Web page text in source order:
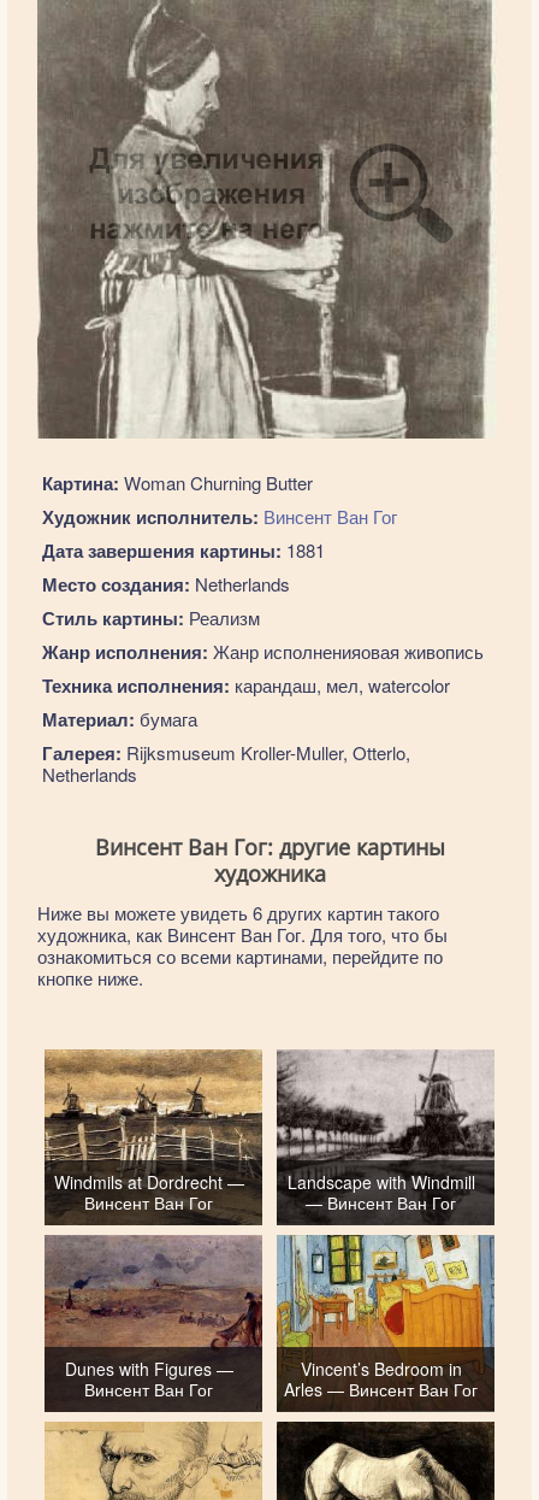
Картина: Woman Churning Butter
Художник исполнитель: Винсент Ван Гог
Дата завершения картины: 1881
Место создания: Netherlands
Стиль картины: Реализм
Жанр исполнения: Жанр исполненияовая живопись
Техника исполнения: карандаш, мел, watercolor
Материал: бумага
Галерея: Rijksmuseum Kroller-Muller, Otterlo,
Netherlands
Винсент Ван Гог: другие картины
художника
Ниже вы можете увидеть 6 других картин такого
художника, как Винсент Ван Гог. Для того, что бы
ознакомиться со всеми картинами, перейдите по
кнопке ниже.
Windmils at Dordrecht —
Винсент Ван Гог
Landscape with Windmill
— Винсент Ван Гог
Dunes with Figures —
Винсент Ван Гог
Vincent’s Bedroom in
Arles — Винсент Ван Гог